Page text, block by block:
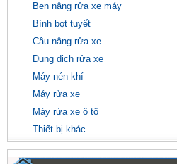
Ben nâng rửa xe máy
Bình bọt tuyết
Cầu nâng rửa xe
Dung dịch rửa xe
Máy nén khí
Máy rửa xe
Máy rửa xe ô tô
Thiết bị khác